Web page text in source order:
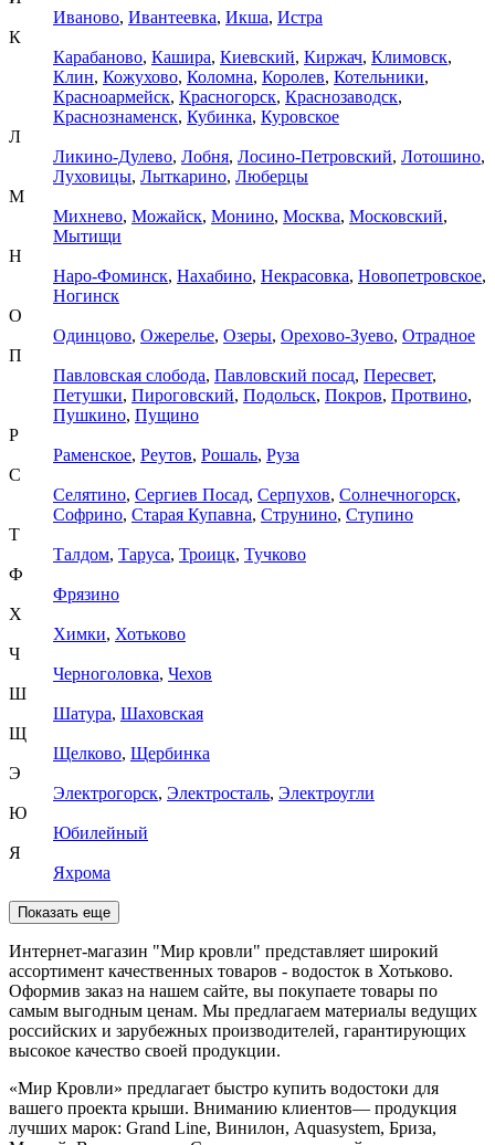
Иваново, Ивантеевка, Икша, Истра
К
Карабаново, Кашира, Киевский, Киржач, Климовск,
Клин, Кожухово, Коломна, Королев, Котельники,
Красноармейск, Красногорск, Краснозаводск,
Краснознаменск, Кубинка, Куровское
Л
Ликино-Дулево, Лобня, Лосино-Петровский, Лотошино,
Луховицы, Лыткарино, Люберцы
М
Михнево, Можайск, Монино, Москва, Московский,
Мытищи
Н
Наро-Фоминск, Нахабино, Некрасовка, Новопетровское,
Ногинск
О
Одинцово, Ожерелье, Озеры, Орехово-Зуево, Отрадное
П
Павловская слобода, Павловский посад, Пересвет,
Петушки, Пироговский, Подольск, Покров, Протвино,
Пушкино, Пущино
Р
Раменское, Реутов, Рошаль, Руза
С
Селятино, Сергиев Посад, Серпухов, Солнечногорск,
Софрино, Старая Купавна, Струнино, Ступино
Т
Талдом, Таруса, Троицк, Тучково
Ф
Фрязино
Х
Химки, Хотьково
Ч
Черноголовка, Чехов
Ш
Шатура, Шаховская
Щ
Щелково, Щербинка
Э
Электрогорск, Электросталь, Электроугли
Ю
Юбилейный
Я
Яхрома
Показать еще
Интернет-магазин "Мир кровли" представляет широкий
ассортимент качественных товаров - водосток в Хотьково.
Оформив заказ на нашем сайте, вы покупаете товары по
самым выгодным ценам. Мы предлагаем материалы ведущих
российских и зарубежных производителей, гарантирующих
высокое качество своей продукции.
«Мир Кровли» предлагает быстро купить водостоки для
вашего проекта крыши. Вниманию клиентов— продукция
лучших марок: Grand Line, Винилон, Aquasystem, Бриза,